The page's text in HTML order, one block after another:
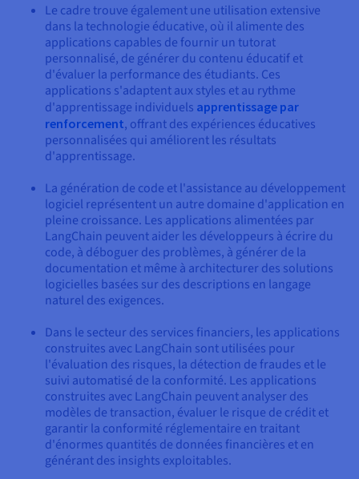
Le cadre trouve également une utilisation extensive
dans la technologie éducative, où il alimente des
applications capables de fournir un tutorat
personnalisé, de générer du contenu éducatif et
d'évaluer la performance des étudiants. Ces
applications s'adaptent aux styles et au rythme
d'apprentissage individuels apprentissage par
renforcement, offrant des expériences éducatives
personnalisées qui améliorent les résultats
d'apprentissage.
La génération de code et l'assistance au développement
logiciel représentent un autre domaine d'application en
pleine croissance. Les applications alimentées par
LangChain peuvent aider les développeurs à écrire du
code, à déboguer des problèmes, à générer de la
documentation et même à architecturer des solutions
logicielles basées sur des descriptions en langage
naturel des exigences.
Dans le secteur des services financiers, les applications
construites avec LangChain sont utilisées pour
l'évaluation des risques, la détection de fraudes et le
suivi automatisé de la conformité. Les applications
construites avec LangChain peuvent analyser des
modèles de transaction, évaluer le risque de crédit et
garantir la conformité réglementaire en traitant
d'énormes quantités de données financières et en
générant des insights exploitables.